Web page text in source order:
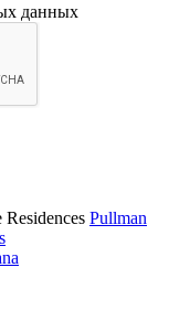
данных
Pullman